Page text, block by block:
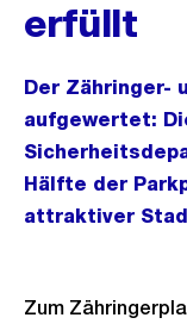
erfüllt
Der Zähringer-
aufgewertet:
Hälfte der
attraktiver
Zum